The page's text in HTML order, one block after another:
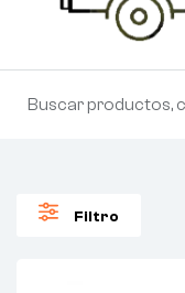
Filtro